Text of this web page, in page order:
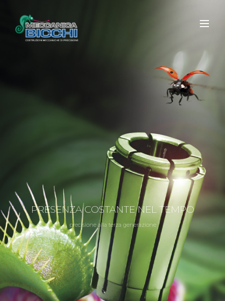
PRESENZA COSTANTE NEL TEMPO
precisione alla terza generazione